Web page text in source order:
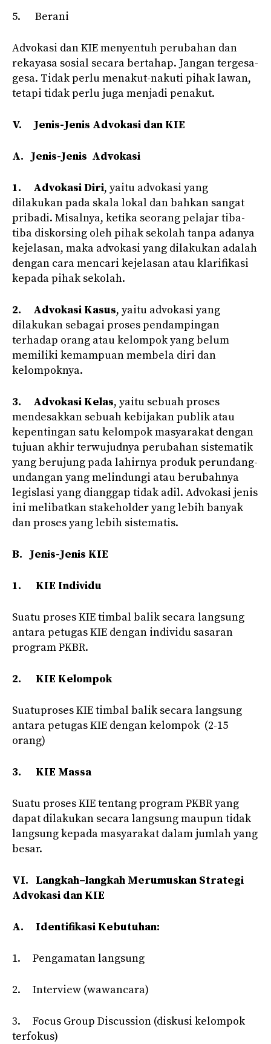
5. Berani
Advokasi dan KIE menyentuh perubahan dan
rekayasa sosial secara bertahap. Jangan tergesa-
gesa. Tidak perlu menakut-nakuti pihak lawan,
tetapi tidak perlu juga menjadi penakut.
V. Jenis-Jenis Advokasi dan KIE
A. Jenis-Jenis Advokasi
1. Advokasi Diri, yaitu advokasi yang
dilakukan pada skala lokal dan bahkan sangat
pribadi. Misalnya, ketika seorang pelajar tiba-
tiba diskorsing oleh pihak sekolah tanpa adanya
kejelasan, maka advokasi yang dilakukan adalah
dengan cara mencari kejelasan atau klarifikasi
kepada pihak sekolah.
2. Advokasi Kasus, yaitu advokasi yang
dilakukan sebagai proses pendampingan
terhadap orang atau kelompok yang belum
memiliki kemampuan membela diri dan
kelompoknya.
3. Advokasi Kelas, yaitu sebuah proses
mendesakkan sebuah kebijakan publik atau
kepentingan satu kelompok masyarakat dengan
tujuan akhir terwujudnya perubahan sistematik
yang berujung pada lahirnya produk perundang-
undangan yang melindungi atau berubahnya
legislasi yang dianggap tidak adil. Advokasi jenis
ini melibatkan stakeholder yang lebih banyak
dan proses yang lebih sistematis.
B. Jenis-Jenis KIE
1. KIE Individu
Suatu proses KIE timbal balik secara langsung
antara petugas KIE dengan individu sasaran
program PKBR.
2. KIE Kelompok
Suatuproses KIE timbal balik secara langsung
antara petugas KIE dengan kelompok (2-15
orang)
3. KIE Massa
Suatu proses KIE tentang program PKBR yang
dapat dilakukan secara langsung maupun tidak
langsung kepada masyarakat dalam jumlah yang
besar.
VI. Langkah–langkah Merumuskan Strategi
Advokasi dan KIE
A. Identifikasi Kebutuhan:
1. Pengamatan langsung
2. Interview (wawancara)
3. Focus Group Discussion (diskusi kelompok
terfokus)